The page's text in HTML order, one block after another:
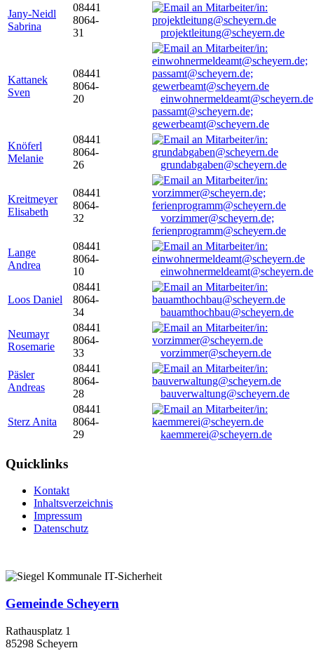
Jany-Neidl
Sabrina
08441
8064-
31
projektleitung@scheyern.de
Kattanek
Sven
08441
8064-
20
passamt@scheyern.de;
gewerbeamt@scheyern.de
Knöferl
Melanie
08441
8064-
26
grundabgaben@scheyern.de
Kreitmeyer
Elisabeth
08441
8064-
32
vorzimmer@scheyern.de;
ferienprogramm@scheyern.de
Lange
Andrea
08441
8064-
10
einwohnermeldeamt@scheyern.de
Loos Daniel
08441
8064-
34
bauamthochbau@scheyern.de
Neumayr
Rosemarie
08441
8064-
33
vorzimmer@scheyern.de
Päsler
Andreas
08441
8064-
28
bauverwaltung@scheyern.de
Sterz Anita
08441
8064-
29
kaemmerei@scheyern.de
Quicklinks
Kontakt
Inhaltsverzeichnis
Impressum
Datenschutz
Gemeinde Scheyern
Rathausplatz 1
85298 Scheyern